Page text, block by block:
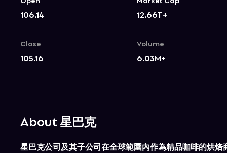
106.14 12.66T+
Close
105.16
Volume
6.03M+
About 星巴克
星巴克公司及其子公司在全球範圍內作為精品咖啡的烘